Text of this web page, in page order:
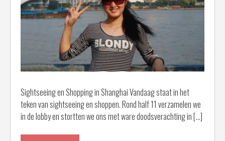
Sightseeing en Shopping in Shanghai Vandaag staat in het
teken van sightseeing en shoppen. Rond half 11 verzamelen we
in de lobby en stortten we ons met ware doodsverachting in […]